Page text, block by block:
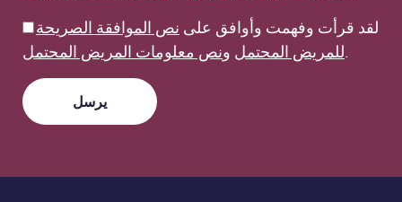
لقد قرأت وفهمت وأوافق على نص الموافقة الصريحة
للمريض المحتمل ونص معلومات المريض المحتمل .